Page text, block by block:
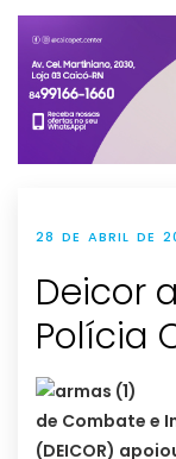
28 DE ABRIL DE
Deicor
Polícia
de Combate e
(DEICOR)